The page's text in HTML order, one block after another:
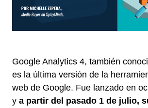
Google Analytics 4, también
es la última versión de la
web de Google. Fue lanzado en
y a partir del pasado 1 de julio,